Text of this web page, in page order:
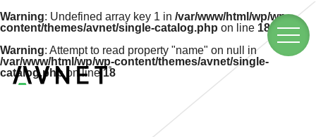
Warning: Undefined array key 1 in /var/www/html/wp/wp-
content/themes/avnet/single-catalog.php on line 18
Warning: Attempt to read property "name" on null in
/var/www/html/wp/wp-content/themes/avnet/single-
catalog.phpon line18